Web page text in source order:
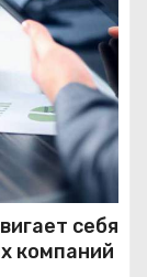
себя
компаний